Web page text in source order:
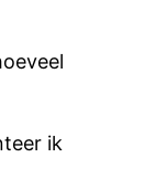
ik